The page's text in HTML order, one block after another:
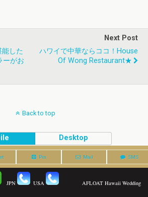
能した
ーがお
Next Post
ハワイで中華ならココ！House
Of Wong Restaurant★
Back to top
Desktop
Pin Mail SMS
JPN USA AFLOAT Hawaii